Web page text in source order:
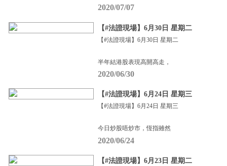
2020/07/07
【#法證現場】6月30日 星期二
【#法證現場】6月30日 星期二
半年結港股表現高開高走，
2020/06/30
【#法證現場】6月24日 星期三
【#法證現場】6月24日 星期三
今日炒股唔炒市，恆指雖然
2020/06/24
【#法證現場】6月23日 星期二